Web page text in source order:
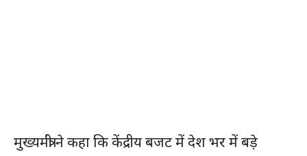
मुख्यमंत्री ने कहा कि केंद्रीय बजट में देश भर में बड़े